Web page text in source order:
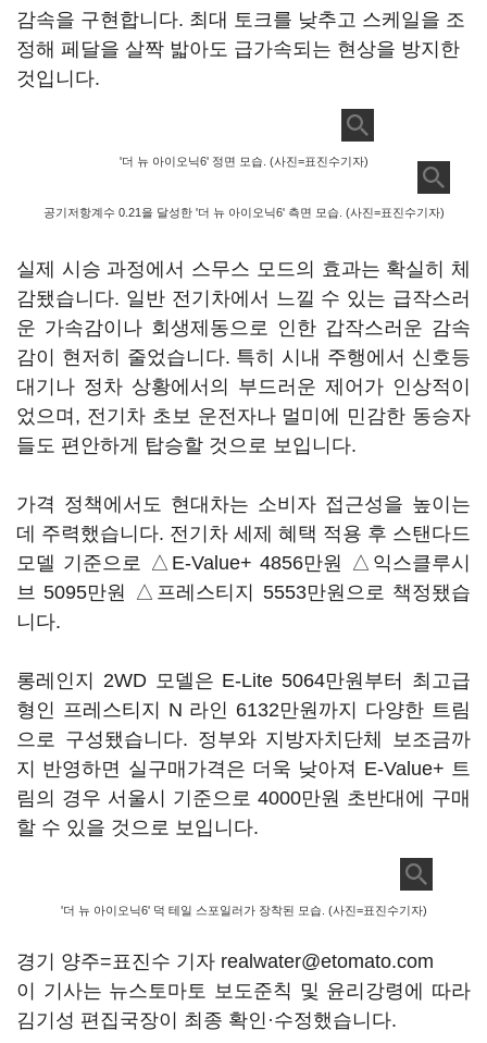
감속을 구현합니다. 최대 토크를 낮추고 스케일을 조
정해 페달을 살짝 밟아도 급가속되는 현상을 방지한
것입니다.
'더 뉴 아이오닉6' 정면 모습. (사진=표진수기자)
공기저항계수 0.21을 달성한 '더 뉴 아이오닉6' 측면 모습. (사진=표진수기자)
실제 시승 과정에서 스무스 모드의 효과는 확실히 체
감됐습니다. 일반 전기차에서 느낄 수 있는 급작스러
운 가속감이나 회생제동으로 인한 갑작스러운 감속
감이 현저히 줄었습니다. 특히 시내 주행에서 신호등
대기나 정차 상황에서의 부드러운 제어가 인상적이
었으며, 전기차 초보 운전자나 멀미에 민감한 동승자
들도 편안하게 탑승할 것으로 보입니다.
가격 정책에서도 현대차는 소비자 접근성을 높이는
데 주력했습니다. 전기차 세제 혜택 적용 후 스탠다드
모델 기준으로 △E-Value+ 4856만원 △익스클루시
브 5095만원 △프레스티지 5553만원으로 책정됐습
니다.
롱레인지 2WD 모델은 E-Lite 5064만원부터 최고급
형인 프레스티지 N 라인 6132만원까지 다양한 트림
으로 구성됐습니다. 정부와 지방자치단체 보조금까
지 반영하면 실구매가격은 더욱 낮아져 E-Value+ 트
림의 경우 서울시 기준으로 4000만원 초반대에 구매
할 수 있을 것으로 보입니다.
'더 뉴 아이오닉6' 덕 테일 스포일러가 장착된 모습. (사진=표진수기자)
경기 양주=표진수 기자 realwater@etomato.com
이 기사는 뉴스토마토 보도준칙 및 윤리강령에 따라
김기성 편집국장이 최종 확인·수정했습니다.